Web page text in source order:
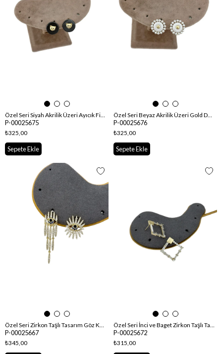
Özel Seri Siyah Akrilik Üzeri Ayıcık Figür Küpe
P-00025675
₺325,00
Sepete Ekle
Özel Seri Beyaz Akrilik Üzeri Gold Detay İnci Çerçeve Küpe
P-00025676
₺325,00
Sepete Ekle
Özel Seri Zirkon Taşlı Tasarım Göz Küpe
P-00025667
₺345,00
Özel Seri İnci ve Baget Zirkon Taşlı Tasarım Kare Küpe
P-00025672
₺315,00